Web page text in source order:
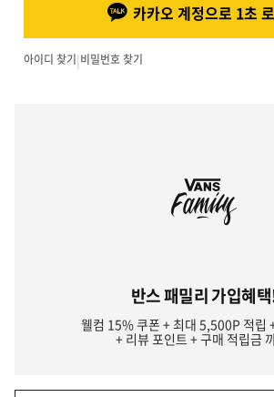
카카오 계정으로 1초
아이디 찾기|비밀번호 찾기
반스 패밀리 가입혜
웰컴 15% 쿠폰 + 최대 5,500P 적립
+ 리뷰 포인트 + 구매 적립금